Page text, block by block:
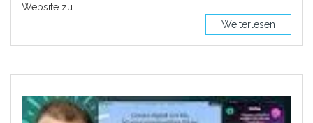
Website zu
Weiterlesen